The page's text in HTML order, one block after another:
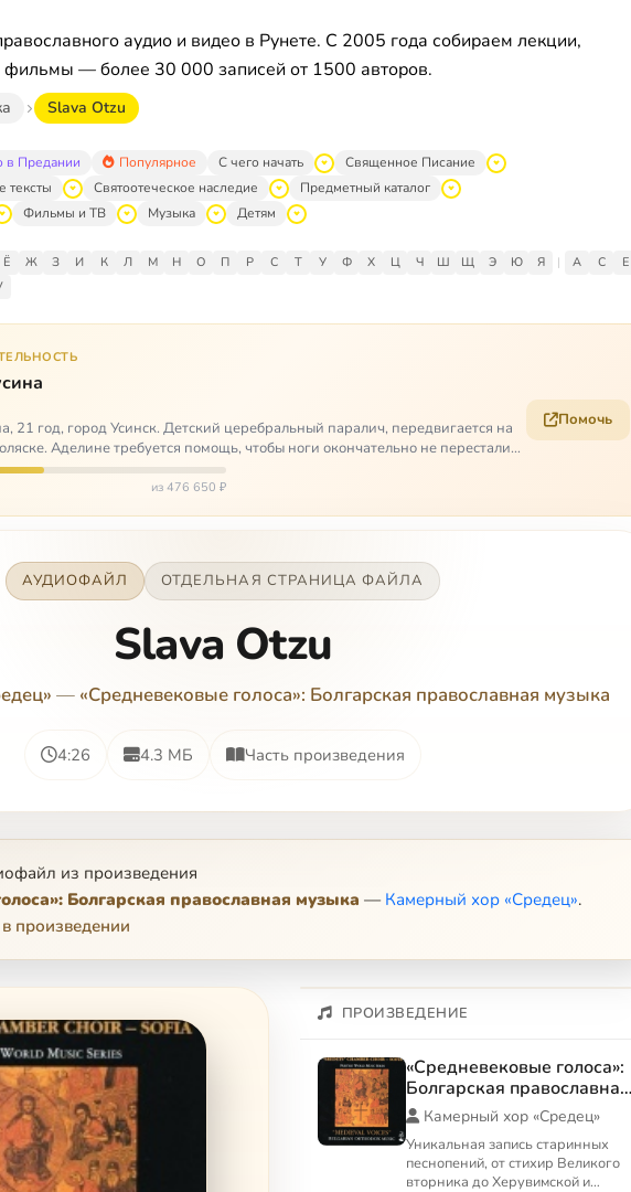
аудио и видео в Рунете. С 2005 года собираем лекции,
фильмы — более 30 000 записей от 1500 авторов.
Slava Otzu
в Предании Популярное С чего начать
Священное Писание
тексты
Святоотеческое наследие
Предметный каталог
Фильмы и ТВ Музыка Детям
Ё Ж З И К Л М Н О П Р С Т У Ф Х Ц Ч Ш Щ Э Ю Я | A C
E
21 год, город Усинск. Детский церебральный паралич, передвигается на
Аделине требуется помощь, чтобы ноги окончательно не перестали
из 476 650 ₽
Помочь
АУДИОФАЙЛ ОТДЕЛЬНАЯ СТРАНИЦА ФАЙЛА
Slava Otzu
— «Средневековые голоса»: Болгарская православная музыка
4:26 4.3 МБ Часть произведения
из произведения
Болгарская православная музыка — Камерный хор «Средец».
произведении
ПРОИЗВЕДЕНИЕ
«Средневековые голоса»:
Болгарская православная
музыка
Камерный хор «Средец»
Уникальная запись старинных
песнопений, от стихир Великого
вторника до Херувимской и